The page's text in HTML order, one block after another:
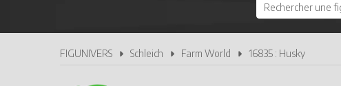
FIGUNIVERS Schleich Farm World 16835 : Husky